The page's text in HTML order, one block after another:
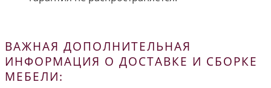
ВАЖНАЯ ДОПОЛНИТЕЛЬНАЯ
ИНФОРМАЦИЯ О ДОСТАВКЕ И СБОРКЕ
МЕБЕЛИ: